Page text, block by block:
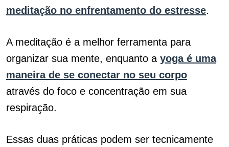
meditação no enfrentamento do estresse.
A meditação é a melhor ferramenta para
organizar sua mente, enquanto a yoga é uma
maneira de se conectar no seu corpo
através do foco e concentração em sua
respiração.
Essas duas práticas podem ser tecnicamente